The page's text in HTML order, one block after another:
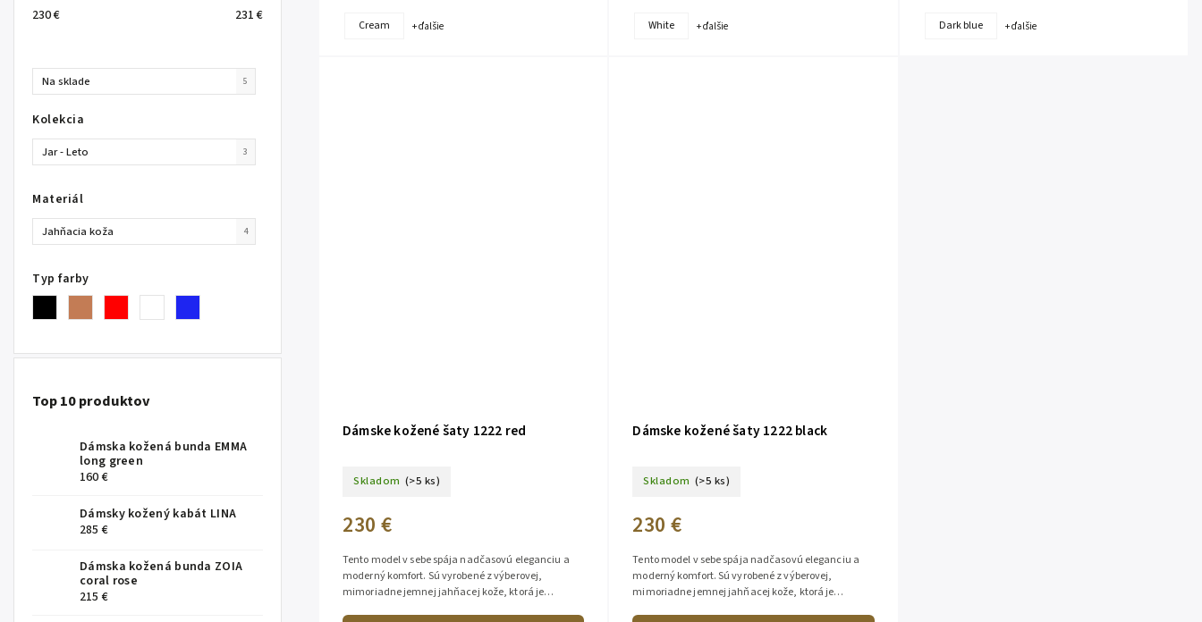
230€ 231€
Na sklade 5
Kolekcia
Jar - Leto 3
Materiál
Jahňacia koža 4
Typ farby
Top 10 produktov
Dámska kožená bunda EMMA
long green
160 €
Dámsky kožený kabát LINA
285 €
Dámska kožená bunda ZOIA
coral rose
215 €
Cream + ďalšie White + ďalšie Dark blue + ďalšie
Dámske kožené šaty 1222 red
Skladom (>5 ks)
230 €
Tento model v sebe spája nadčasovú eleganciu a
moderný komfort. Sú vyrobené z výberovej,
mimoriadne jemnej jahňacej kože, ktorá je
Dámske kožené šaty 1222 black
Skladom (>5 ks)
230 €
Tento model v sebe spája nadčasovú eleganciu a
moderný komfort. Sú vyrobené z výberovej,
mimoriadne jemnej jahňacej kože, ktorá je